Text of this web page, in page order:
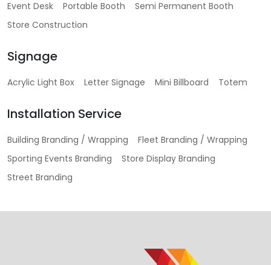
Event Desk Portable Booth
Semi Permanent Booth
Store Construction
Signage
Acrylic Light Box Letter Signage Mini Billboard Totem
Installation Service
Building Branding / Wrapping
Fleet Branding / Wrapping
Sporting Events Branding
Store Display Branding
Street Branding